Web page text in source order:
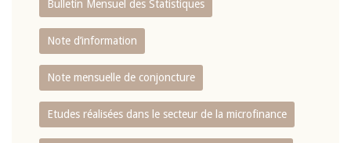
Bulletin Mensuel des Statistiques
Note d’information
Note mensuelle de conjoncture
Etudes réalisées dans le secteur de la microfinance